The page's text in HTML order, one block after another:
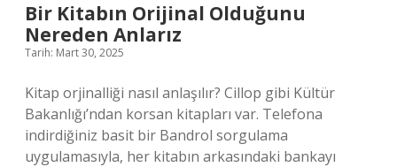
Bir Kitabın Orijinal Olduğunu
Nereden Anlarız
Tarih: Mart 30, 2025
Kitap orjinalliği nasıl anlaşılır? Cillop gibi Kültür
Bakanlığı’ndan korsan kitapları var. Telefona
indirdiğiniz basit bir Bandrol sorgulama
uygulamasıyla, her kitabın arkasındaki bankayı